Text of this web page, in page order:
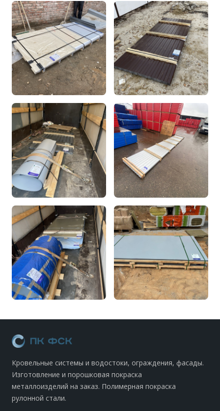
Кровельные системы и водостоки, ограждения, фасады.
Изготовление и порошковая покраска
металлоизделий на заказ. Полимерная покраска
рулонной стали.